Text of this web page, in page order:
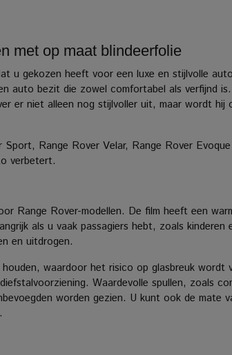
met op maat blindeerfolie
u gekozen heeft voor een luxe en stijlvolle
auto bezit die zowel comfortabel als verfijnd is.
er niet alleen nog stijlvoller uit, maar wordt
Range Rover Velar, Range Rover
verbetert.
Range Rover-modellen. De film heeft een
als u vaak passagiers hebt, zoals kinderen
en uitdrogen.
waardoor het risico op glasbreuk wordt
Waardevolle spullen, zoals
worden gezien. U kunt ook de mate